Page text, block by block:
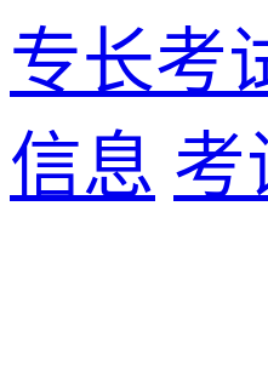
专长考
信息 考